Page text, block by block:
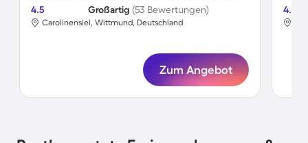
4.5 Großartig (53 Bewertungen)
Carolinensiel, Wittmund, Deutschland
Zum Angebot
4.6